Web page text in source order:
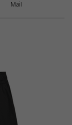
Mail